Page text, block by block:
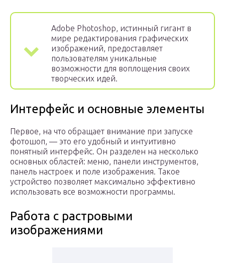
Adobe Photoshop, истинный гигант в
мире редактирования графических
изображений, предоставляет
пользователям уникальные
возможности для воплощения своих
творческих идей.
Интерфейс и основные элементы
Первое, на что обращает внимание при запуске
фотошоп, — это его удобный и интуитивно
понятный интерфейс. Он разделен на несколько
основных областей: меню, панели инструментов,
панель настроек и поле изображения. Такое
устройство позволяет максимально эффективно
использовать все возможности программы.
Работа с растровыми
изображениями